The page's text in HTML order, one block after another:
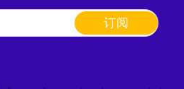
订阅